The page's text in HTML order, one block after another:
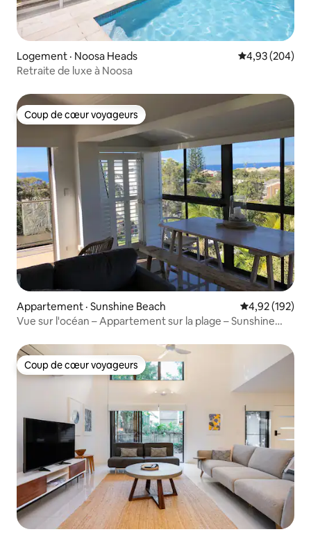
Logement · Noosa Heads Note
4,93 (204)
Retraite de luxe à Noosa
Coup de cœur voyageurs
Coup de cœur voyageurs
Appartement · Sunshine Beach Note
4,92 (192)
Vue sur l'océan – Appartement sur la plage – Sunshine
Coup de cœur voyageurs
Coup de cœur voyageurs